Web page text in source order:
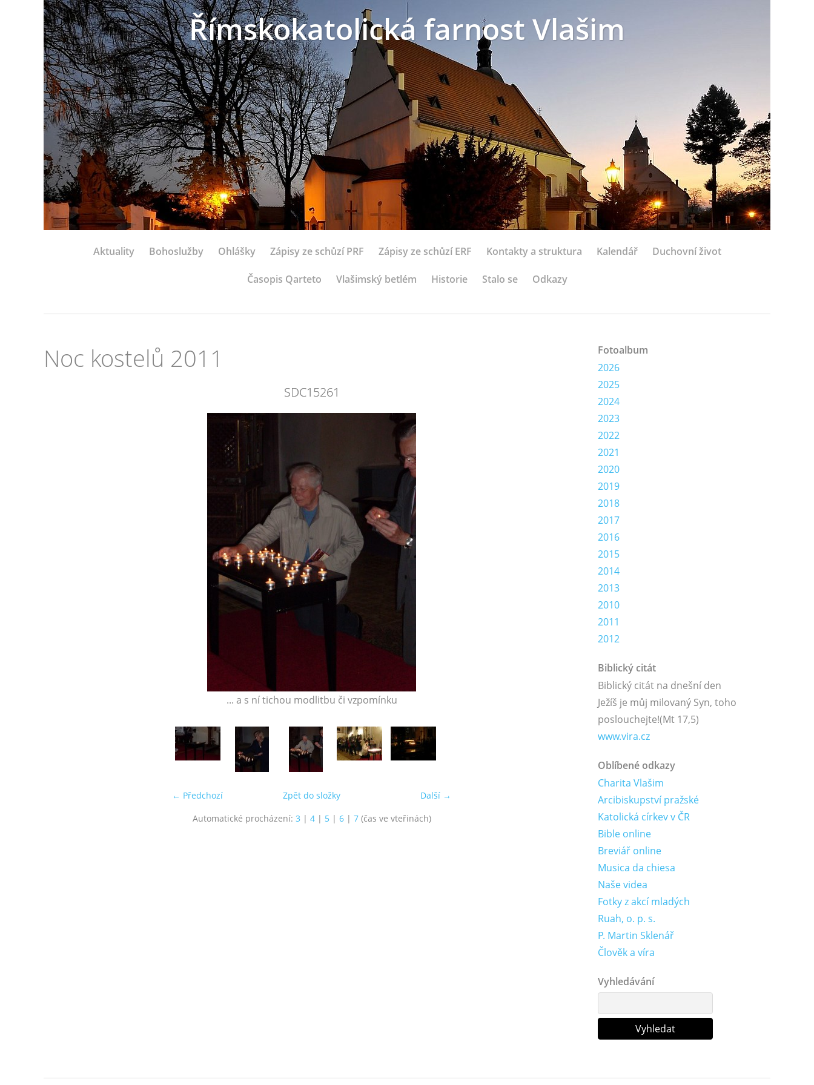
Římskokatolická farnost Vlašim
Aktuality Bohoslužby Ohlášky Zápisy ze schůzí PRF Zápisy ze schůzí ERF Kontakty a struktura Kalendář Duchovní život
Časopis Qarteto Vlašimský betlém Historie Stalo se Odkazy
Noc kostelů 2011
SDC15261
... a s ní tichou modlitbu či vzpomínku
← Předchozí Další →
Zpět do složky
Automatické procházení: 3 | 4| 5| 6| 7(čas ve vteřinách)
Fotoalbum
2026
2025
2024
2023
2022
2021
2020
2019
2018
2017
2016
2015
2014
2013
2010
2011
2012
Biblický citát
Biblický citát na dnešní den
Ježíš je můj milovaný Syn, toho
poslouchejte!(Mt 17,5)
www.vira.cz
Oblíbené odkazy
Charita Vlašim
Arcibiskupství pražské
Katolická církev v ČR
Bible online
Breviář online
Musica da chiesa
Naše videa
Fotky z akcí mladých
Ruah, o. p. s.
P. Martin Sklenář
Člověk a víra
Vyhledávání